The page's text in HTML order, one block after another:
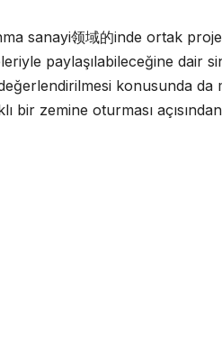
sanayi领域的inde ortak
paylaşılabileceğine dair
konusunda da
bir zemine oturması